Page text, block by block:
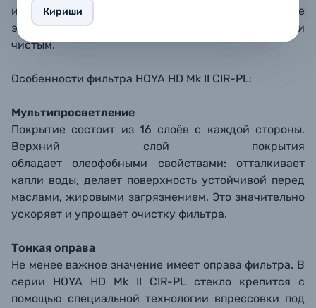
Кириши
изображении. Фильтр уменьшит такие негативные
эффекты, делая изображение более чётким и
чистым.
Особенности фильтра HOYA HD Mk II CIR-PL:
Мультипросветление
Покрытие состоит из 16 слоёв с каждой стороны.
Верхний слой покрытия
обладает олеофобными свойствами: отталкивает
капли воды, делает поверхность устойчивой перед
маслами, жировыми загрязнением. Это значительно
ускоряет и упрощает очистку фильтра.
Тонкая оправа
Не менее важное значение имеет оправа фильтра. В
серии HOYA HD Mk II CIR-PL стекло крепится с
помощью специальной технологии впрессовки под